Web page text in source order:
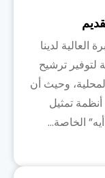
لدينا
لتوفير ترشيح
وحيث أن
تمثيل
الخاصة...